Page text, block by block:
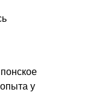
у